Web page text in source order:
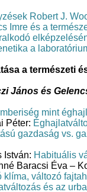
Robert J.
Imre és a
a
a természeti
János és
mint
Péter:
gazdaság vs.
István: Habituális
Baracsi Éva –
klíma, változó
és az